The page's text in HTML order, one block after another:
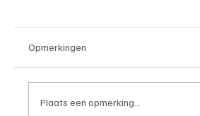
Opmerkingen
Plaats een opmerking...